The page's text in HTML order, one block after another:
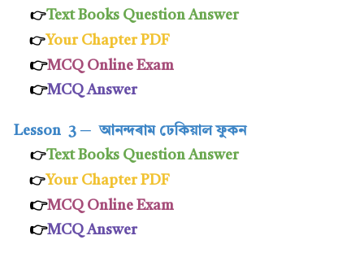
👉Text Books Question Answer
👉Your Chapter PDF
👉MCQ Online Exam
👉MCQ Answer
Lesson 3 ─আনন্দৰাম ঢেকিয়াল ফুকন
👉Text Books Question Answer
👉Your Chapter PDF
👉MCQ Online Exam
👉MCQ Answer